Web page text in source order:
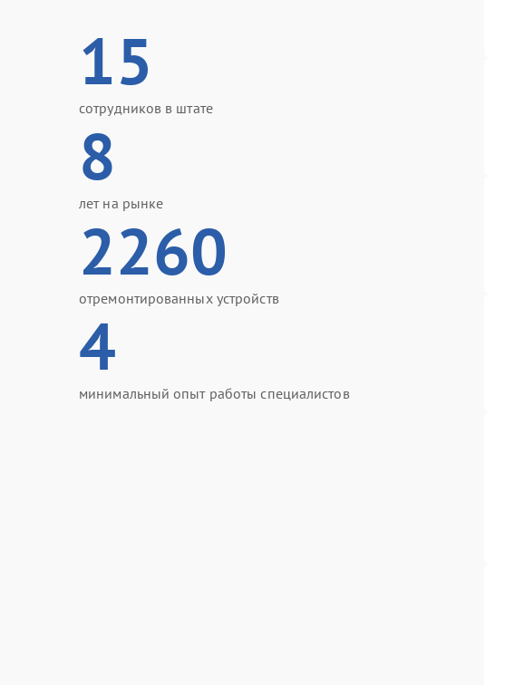
15
сотрудников в штате
8
лет на рынке
2260
отремонтированных устройств
4
минимальный опыт работы специалистов